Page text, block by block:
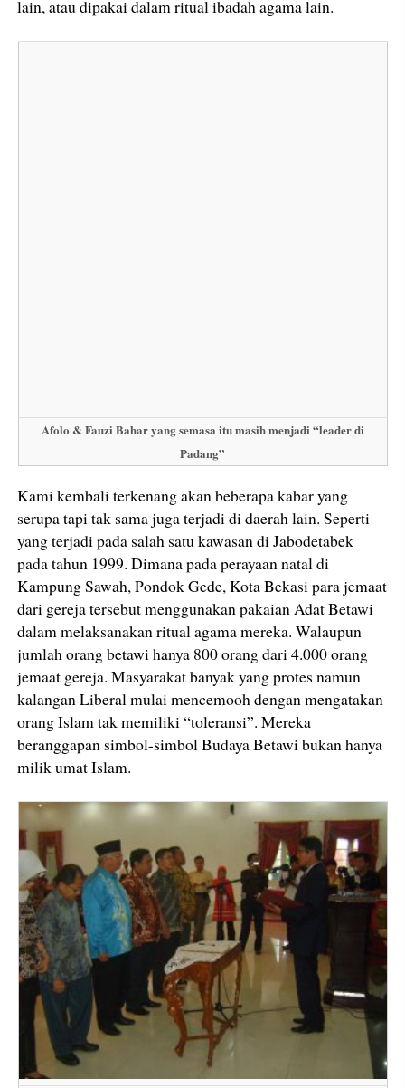
lain, atau dipakai dalam ritual ibadah agama lain.
Afolo & Fauzi Bahar yang semasa itu masih menjadi “leader di
Padang”
Kami kembali terkenang akan beberapa kabar yang
serupa tapi tak sama juga terjadi di daerah lain. Seperti
yang terjadi pada salah satu kawasan di Jabodetabek
pada tahun 1999. Dimana pada perayaan natal di
Kampung Sawah, Pondok Gede, Kota Bekasi para jemaat
dari gereja tersebut menggunakan pakaian Adat Betawi
dalam melaksanakan ritual agama mereka. Walaupun
jumlah orang betawi hanya 800 orang dari 4.000 orang
jemaat gereja. Masyarakat banyak yang protes namun
kalangan Liberal mulai mencemooh dengan mengatakan
orang Islam tak memiliki “toleransi”. Mereka
beranggapan simbol-simbol Budaya Betawi bukan hanya
milik umat Islam.